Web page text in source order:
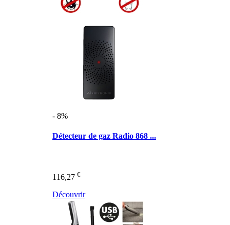
- 8%
Détecteur de gaz Radio 868 ...
116,27 €
Découvrir